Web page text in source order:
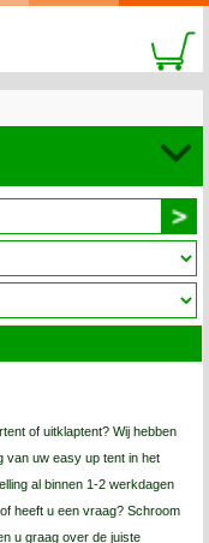
of uitklaptent? Wij hebben
van uw easy up tent in het
al binnen 1-2 werkdagen
heeft u een vraag? Schroom
u graag over de juiste